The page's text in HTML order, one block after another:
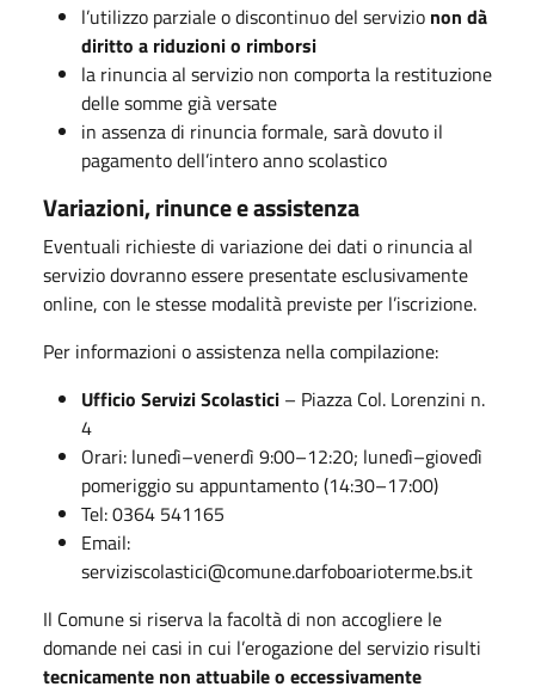
l’utilizzo parziale o discontinuo del servizio non dà
diritto a riduzioni o rimborsi
la rinuncia al servizio non comporta la restituzione
delle somme già versate
in assenza di rinuncia formale, sarà dovuto il
pagamento dell’intero anno scolastico
Variazioni, rinunce e assistenza
Eventuali richieste di variazione dei dati o rinuncia al
servizio dovranno essere presentate esclusivamente
online, con le stesse modalità previste per l’iscrizione.
Per informazioni o assistenza nella compilazione:
Ufficio Servizi Scolastici – Piazza Col. Lorenzini n.
4
Orari: lunedì–venerdì 9:00–12:20; lunedì–giovedì
pomeriggio su appuntamento (14:30–17:00)
Tel: 0364 541165
Email:
serviziscolastici@comune.darfoboarioterme.bs.it
Il Comune si riserva la facoltà di non accogliere le
domande nei casi in cui l’erogazione del servizio risulti
tecnicamente non attuabile o eccessivamente